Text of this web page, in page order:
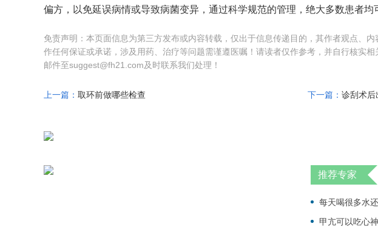
偏方，以免延误病情或导致病菌变异，通过科学规范的管理，绝大多数患者均
免责声明：本页面信息为第三方发布或内容转载，仅出于信息传递目的，其作者观点、
作任何保证或承诺，涉及用药、治疗等问题需谨遵医嘱！请读者仅作参考，并自行核实
邮件至suggest@fh21.com及时联系我们处理！
上一篇： 取环前做哪些检查 下一篇： 诊刮术后
推荐专家
每天喝很多水
甲亢可以吃心